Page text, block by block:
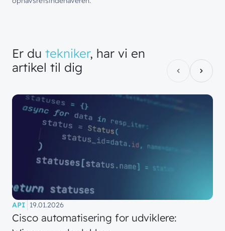
Er du tekniker, har vi en
artikel til dig
API 19.01.2026
Cisco automatisering for udviklere: